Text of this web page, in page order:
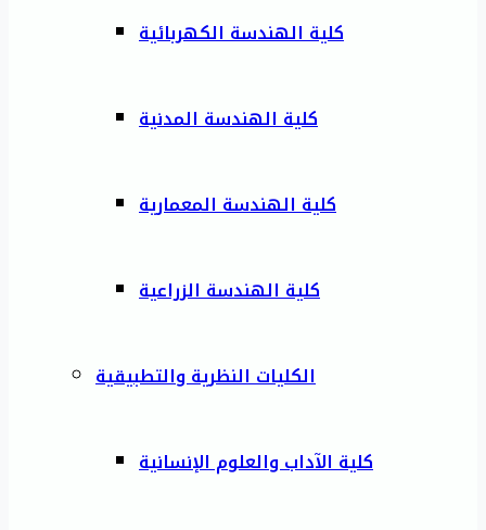
كلية الهندسة الكهربائية
كلية الهندسة المدنية
كلية الهندسة المعمارية
كلية الهندسة الزراعية
الكليات النظرية والتطبيقية
كلية الآداب والعلوم الإنسانية